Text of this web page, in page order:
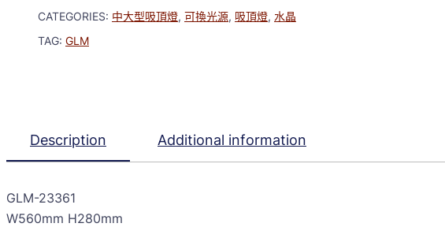
CATEGORIES: 中大型吸頂燈, 可換光源, 吸頂燈, 水晶
TAG: GLM
Description Additional information
GLM-23361
W560mm H280mm